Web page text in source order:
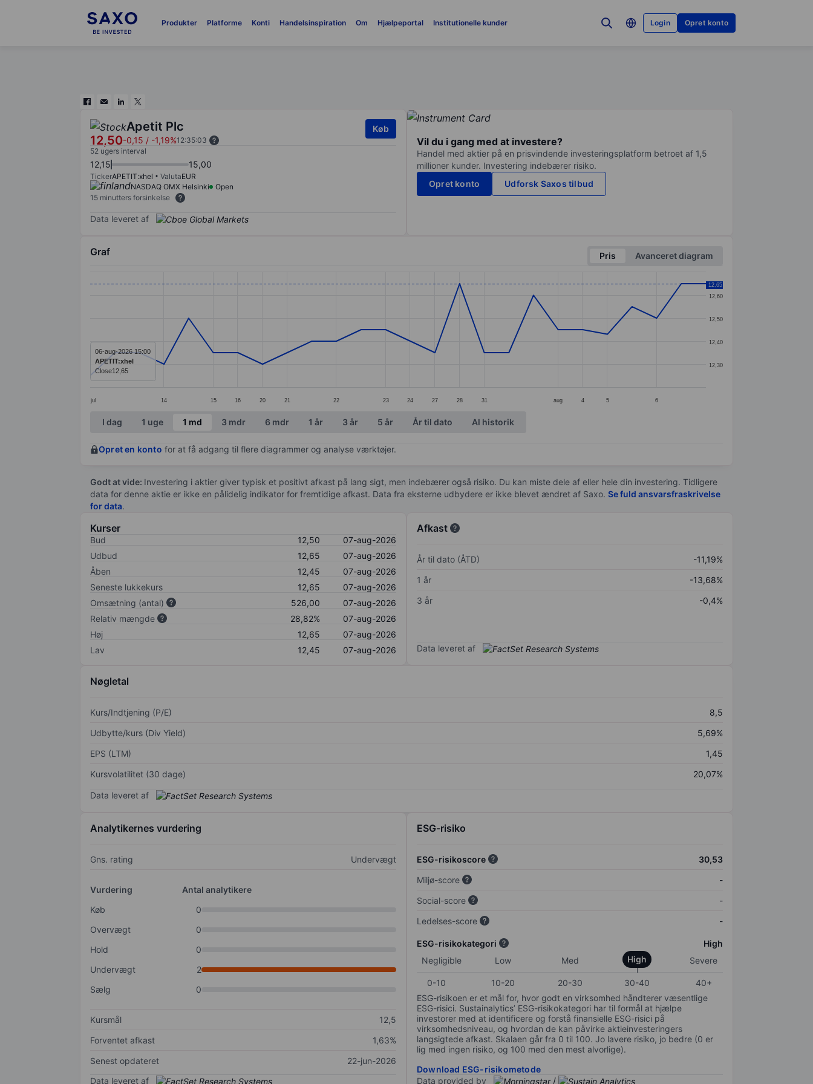
Produkter Platforme Konti Handelsinspiration Om Hjælpeportal Institutionelle kunder Login Opret konto
Apetit Plc
12,50-0,15 / -1,19%12:35:03
Køb
52 ugers interval
12,15 15,00
TickerAPETIT:xhel ValutaEUR
NASDAQ OMX Helsinki
Open
15 minutters forsinkelse
Data leveret af
Vil du i gang med at investere?
Handel med aktier på en prisvindende investeringsplatform betroet af 1,5
millioner kunder. Investering indebærer risiko.
Opret konto
Udforsk Saxos tilbud
Graf Pris
Avanceret diagram
The chart has 1 X axis displaying categories.
The chart has 1 Y axis displaying values. Data ranges from 12.25 to 12.65.
jul 14 15 16 20 21 22 23 24 27 28 31 aug 4 5 6
12,30
12,40
12,50
12,60
12,65
06-aug-2026 15:00
APETIT:xhel
Close12,65
End of interactive chart.
I dag 1 uge 1 md 3 mdr 6 mdr 1 år 3 år 5 år År til dato Al historik
Opret en konto for at få adgang til flere diagrammer og analyse værktøjer.
Godt at vide: Investering i aktier giver typisk et positivt afkast på lang sigt, men indebærer også risiko. Du kan miste dele af eller hele din investering. Tidligere
data for denne aktie er ikke en pålidelig indikator for fremtidige afkast. Data fra eksterne udbydere er ikke blevet ændret af Saxo. Se fuld ansvarsfraskrivelse
for data.
Kurser
Bud 12,50
07-aug-2026
Udbud
12,65
07-aug-2026
Åben
12,45
07-aug-2026
Seneste lukkekurs
12,65
07-aug-2026
Omsætning (antal)
526,00
07-aug-2026
Relativ mængde
28,82%
07-aug-2026
Høj
12,65
07-aug-2026
Lav
12,45 07-aug-2026
Afkast
År til dato (ÅTD)
-11,19%
1 år
-13,68%
3 år
-0,4%
Data leveret af
Nøgletal
Kurs/Indtjening (P/E)
8,5
Udbytte/kurs (Div Yield)
5,69%
EPS (LTM)
1,45
Kursvolatilitet (30 dage)
20,07%
Data leveret af
Analytikernes vurdering
Gns. rating Undervægt
Vurdering
Antal analytikere
Køb
0
Overvægt
0
Hold
0
Undervægt
2
Sælg
0
Kursmål
12,5
Forventet afkast
1,63%
Senest opdateret
22-jun-2026
Data leveret af
ESG-risiko
ESG-risikoscore
30,53
Miljø-score
-
Social-score
-
Ledelses-score
-
ESG-risikokategori
High
Negligible
Low Med High Severe
0-10 10-20 20-30 30-40
40+
ESG-risikoen er et mål for, hvor godt en virksomhed håndterer væsentlige
ESG-risici. Sustainalytics’ ESG-risikokategori har til formål at hjælpe
investorer med at identificere og forstå finansielle ESG-risici på
virksomhedsniveau, og hvordan de kan påvirke aktieinvesteringers
langsigtede afkast. Skalaen går fra 0 til 100. Jo lavere risiko, jo bedre (0 er
lig med ingen risiko, og 100 med den mest alvorlige).
Download ESG-risikometode
Data provided by
/